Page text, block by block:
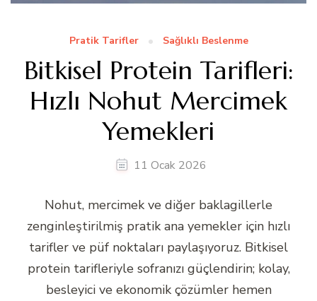
Pratik Tarifler Sağlıklı Beslenme
Bitkisel Protein Tarifleri:
Hızlı Nohut Mercimek
Yemekleri
11 Ocak 2026
Nohut, mercimek ve diğer baklagillerle
zenginleştirilmiş pratik ana yemekler için hızlı
tarifler ve püf noktaları paylaşıyoruz. Bitkisel
protein tarifleriyle sofranızı güçlendirin; kolay,
besleyici ve ekonomik çözümler hemen